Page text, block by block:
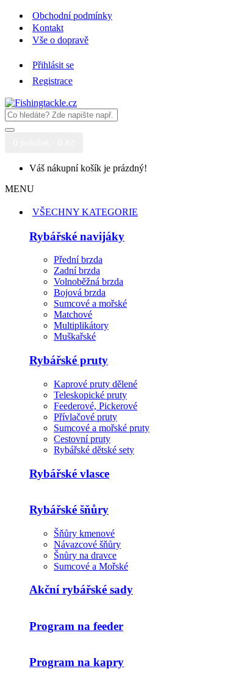
Obchodní podmínky
Kontakt
Vše o dopravě
Přihlásit se
Registrace
Váš nákupní košík je prázdný!
MENU
VŠECHNY KATEGORIE
Rybářské navijáky
Přední brzda
Zadní brzda
Volnoběžná brzda
Bojová brzda
Sumcové a mořské
Matchové
Multiplikátory
Muškařské
Rybářské pruty
Kaprové pruty dělené
Teleskopické pruty
Feederové, Pickerové
Přívlačové pruty
Sumcové a mořské pruty
Cestovní pruty
Rybářské dětské sety
Rybářské vlasce
Rybářské šňůry
Šňůry kmenové
Návazcové šňůry
Šnůry na dravce
Sumcové a Mořské
Akční rybářské sady
Program na feeder
Program na kapry